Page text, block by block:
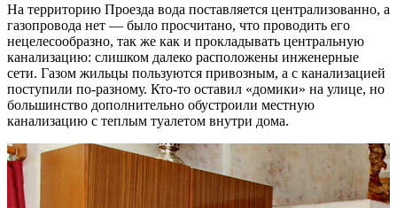
На территорию Проезда вода поставляется централизованно, а
газопровода нет — было просчитано, что проводить его
нецелесообразно, так же как и прокладывать центральную
канализацию: слишком далеко расположены инженерные
сети. Газом жильцы пользуются привозным, а с канализацией
поступили по-разному. Кто-то оставил «домики» на улице, но
большинство дополнительно обустроили местную
канализацию с теплым туалетом внутри дома.